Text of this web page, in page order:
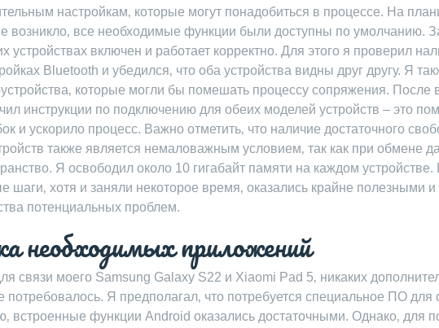
настройкам‚ которые могут понадобиться в процессе. На
возникло‚ все необходимые функции были доступны по умолчанию.
устройствах включен и работает корректно. Для этого я проверил
Bluetooth и убедился‚ что оба устройства видны друг другу. Я
которые могли бы помешать процессу сопряжения. После
инструкции по подключению для обеих моделей устройств – это
и ускорило процесс. Важно отметить‚ что наличие достаточного
также является немаловажным условием‚ так как при обмене
Я освободил около 10 гигабайт памяти на каждом устройстве.
шаги‚ хотя и заняли некоторое время‚ оказались крайне полезными
потенциальных проблем.
необходимых приложений
связи моего Samsung Galaxy S22 и Xiaomi Pad 5‚ никаких
потребовалось. Я предполагал‚ что потребуется специальное ПО для
встроенные функции Android оказались достаточными. Однако‚ для